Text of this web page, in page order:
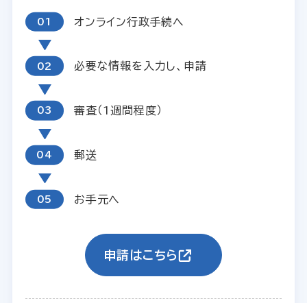
オンライン行政手続へ
必要な情報を入力し、申請
審査（1週間程度）
郵送
お手元へ
申請はこちら